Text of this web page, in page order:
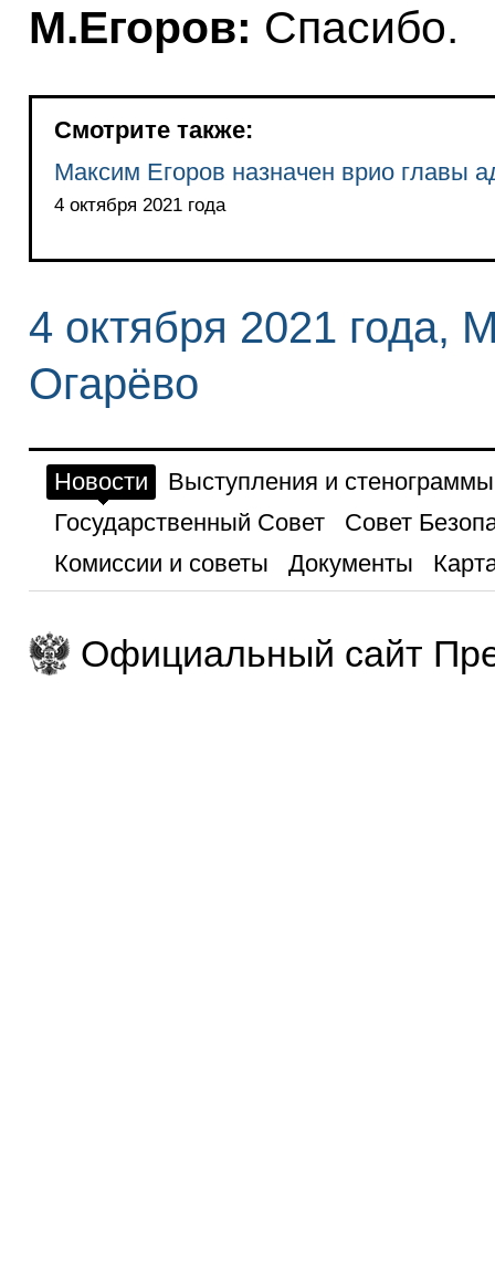
М.Егоров: Спасибо.
Смотрите также:
Максим Егоров назначен врио главы
4 октября 2021 года
4 октября 2021 года,
Огарёво
Новости
Выступления и стенограммы
Государственный Совет
Совет
Комиссии и советы
Документы
Официальный сайт